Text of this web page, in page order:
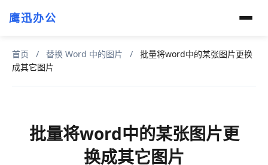
鹰迅办公
首页 / 替换 Word 中的图片 /
批量将word中的某张图片更换
成其它图片
批量将word中的某张图片更
换成其它图片